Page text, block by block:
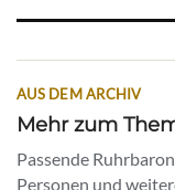
AUS DEM ARCHIV
Mehr zum
Passende
Personen und